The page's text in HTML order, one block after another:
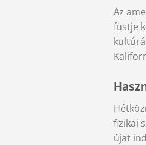
Az
füstje
fizikai
újat